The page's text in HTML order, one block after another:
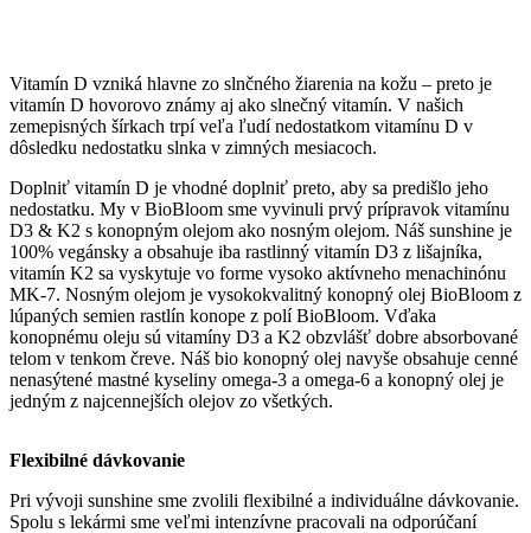
Vitamín D vzniká hlavne zo slnčného žiarenia na kožu – preto je
vitamín D hovorovo známy aj ako slnečný vitamín. V našich
zemepisných šírkach trpí veľa ľudí nedostatkom vitamínu D v
dôsledku nedostatku slnka v zimných mesiacoch.
Doplniť vitamín D je vhodné doplniť preto, aby sa predišlo jeho
nedostatku. My v BioBloom sme vyvinuli prvý prípravok vitamínu
D3 & K2 s konopným olejom ako nosným olejom. Náš sunshine je
100% vegánsky a obsahuje iba rastlinný vitamín D3 z lišajníka,
vitamín K2 sa vyskytuje vo forme vysoko aktívneho menachinónu
MK-7. Nosným olejom je vysokokvalitný konopný olej BioBloom z
lúpaných semien rastlín konope z polí BioBloom. Vďaka
konopnému oleju sú vitamíny D3 a K2 obzvlášť dobre absorbované
telom v tenkom čreve. Náš bio konopný olej navyše obsahuje cenné
nenasýtené mastné kyseliny omega-3 a omega-6 a konopný olej je
jedným z najcennejších olejov zo všetkých.
Flexibilné dávkovanie
Pri vývoji sunshine sme zvolili flexibilné a individuálne dávkovanie.
Spolu s lekármi sme veľmi intenzívne pracovali na odporúčaní